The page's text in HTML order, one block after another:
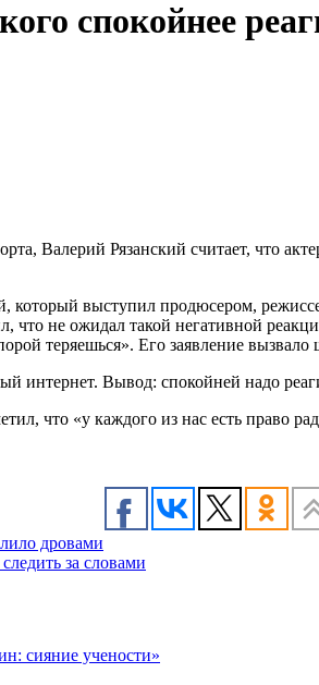
спокойнее
Валерий Рязанский считает, что
который выступил продюсером,
что не ожидал такой негативной
теряешься». Его заявление
интернет. Вывод: спокойней надо
что «у каждого из нас есть право
дровами
за словами